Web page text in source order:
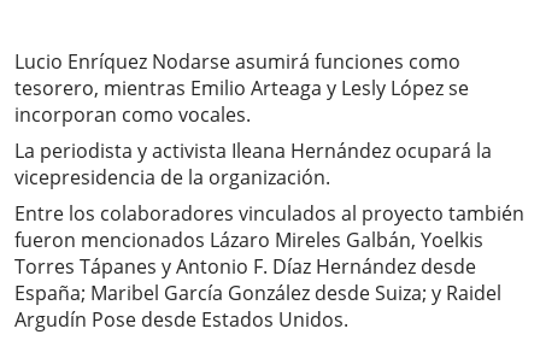
Lucio Enríquez Nodarse asumirá funciones como
tesorero, mientras Emilio Arteaga y Lesly López se
incorporan como vocales.
La periodista y activista Ileana Hernández ocupará la
vicepresidencia de la organización.
Entre los colaboradores vinculados al proyecto también
fueron mencionados Lázaro Mireles Galbán, Yoelkis
Torres Tápanes y Antonio F. Díaz Hernández desde
España; Maribel García González desde Suiza; y Raidel
Argudín Pose desde Estados Unidos.